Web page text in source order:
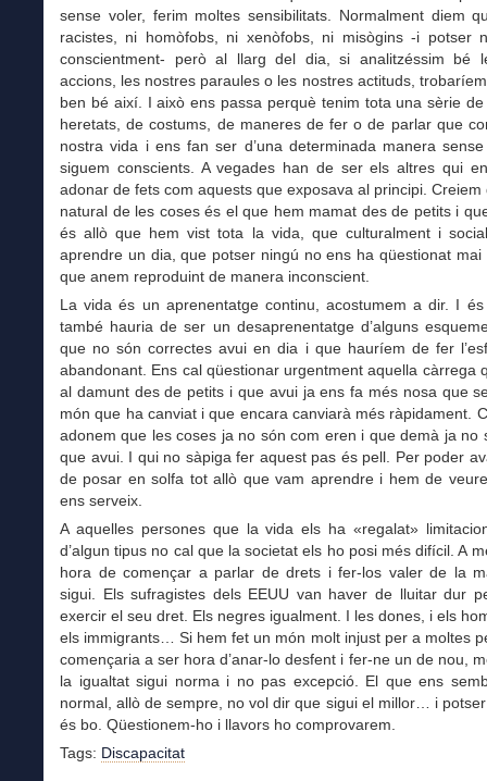
sense voler, ferim moltes sensibilitats. Normalment diem
racistes, ni homòfobs, ni xenòfobs, ni misògins-i potser
conscientment- però al llarg del dia, si analitzéssim bé
accions, les nostres paraules o les nostres actituds,
ben bé així. I això ens passa perquè tenim tota una sèrie
heretats, de costums, de maneres de fer o de parlar que
nostra vida i ens fan ser d’una determinada manera
siguem conscients. A vegades han de ser els altres qui
adonar de fets com aquests que exposava al principi. Creiem
natural de les coses és el que hem mamat des de petits i
és allò que hem vist tota la vida, que culturalment i
aprendre un dia,que potser ningú noens ha qüestionat mai
que anem reproduint de manera inconscient.
La vida és un aprenentatge continu, acostumem a dir. I
també hauria de ser un desaprenentatge d’alguns
que no són correctes avui en dia i que hauríem de fer
abandonant. Ens cal qüestionar urgentment aquella càrrega
al damunt des de petits i que avui ja ens fa més nosa que
món que ha canviat ique encara canviarà més ràpidament.
adonem que les coses ja no són com eren i que demà ja no
que avui. I qui no sàpiga fer aquest pas és pell. Per poder
de posar en solfa tot allò que vam aprendrei hem de
ens serveix.
A aquelles persones que la vida els ha «regalat»
d’algun tipus no cal que la societat els ho posi més difícil. A
hora de començar a parlar de drets i fer-los valer de la
sigui. Els sufragistes dels EEUU van haver de lluitar dur
exercir el seu dret. Els negres igualment. I les dones, i els
els immigrants… Si hem fet un món molt injust per a moltes
començaria a ser hora d’anar-lo desfent i fer-ne un de nou,
la igualtat sigui norma i no pas excepció. El que ens
normal, allò de sempre, no vol dir que sigui el millor… i
és bo. Qüestionem-ho i llavors ho comprovarem.
Tags: Discapacitat